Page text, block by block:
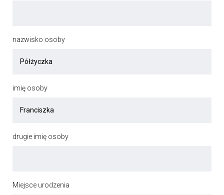
nazwisko osoby
imię osoby
drugie imię osoby
Miejsce urodzenia